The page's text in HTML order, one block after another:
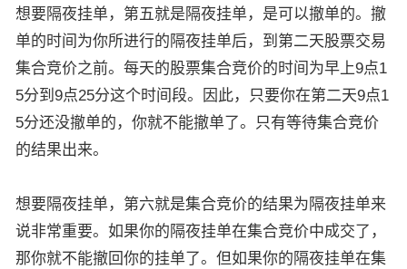
想要隔夜挂单，第五就是隔夜挂单，是可以撤单的。撤
单的时间为你所进行的隔夜挂单后，到第二天股票交易
集合竞价之前。每天的股票集合竞价的时间为早上9点1
5分到9点25分这个时间段。因此，只要你在第二天9点1
5分还没撤单的，你就不能撤单了。只有等待集合竞价
的结果出来。
想要隔夜挂单，第六就是集合竞价的结果为隔夜挂单来
说非常重要。如果你的隔夜挂单在集合竞价中成交了，
那你就不能撤回你的挂单了。但如果你的隔夜挂单在集